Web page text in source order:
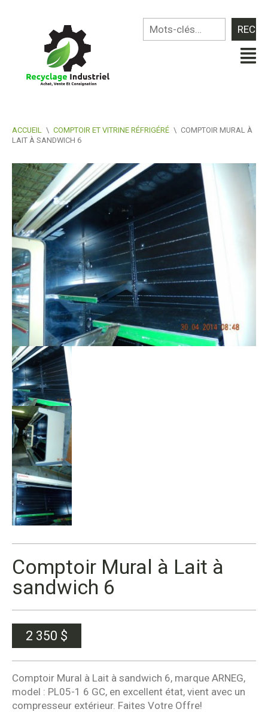
ACCUEIL \ COMPTOIR ET VITRINE RÉFRIGÉRÉ \ COMPTOIR MURAL À
LAIT À SANDWICH 6
Comptoir Mural à Lait à
sandwich 6
2 350 $
Comptoir Mural à Lait à sandwich 6, marque ARNEG,
model : PL05-1 6 GC, en excellent état, vient avec un
compresseur extérieur. Faites Votre Offre!